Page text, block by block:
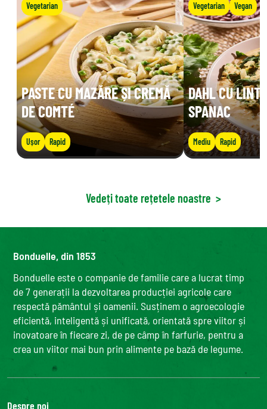
Vegetarian
PASTE CU MAZĂRE ȘI CREMĂ
DE COMTÉ
Ușor Rapid
Vegetarian Vegan
DAHL CU
SPANAC
Mediu Rapid
Vedeți toate rețetele noastre >
Bonduelle, din 1853
Bonduelle este o companie de familie care a lucrat timp
de 7 generații la dezvoltarea producției agricole care
respectă pământul și oamenii. Susținem o agroecologie
eficientă, inteligentă și unificată, orientată spre viitor și
inovatoare în fiecare zi, de pe câmp în farfurie, pentru a
crea un viitor mai bun prin alimente pe bază de legume.
Despre noi